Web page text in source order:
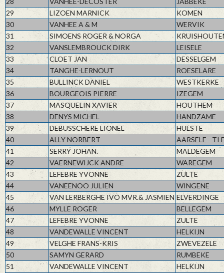
29
LIZOEN MARNICK
KOMEN
30
VANHEE A & M
WERVIK
31
SIMOENS ROGER & NORGA
32
VANSLEMBROUCK DIRK
LEISELE
33
CLOET JAN
DESSELGEM
34
TANGHE-LERNOUT
ROESELARE
35
BULLINCK DANIEL
WESTKERKE
36
BOURGEOIS PIERRE
IZEGEM
37
MASQUELIN XAVIER
HOUTHEM
38
DENYS MICHEL
HANDZAME
39
DEBUSSCHERE LIONEL
HULSTE
40
ALLY NORBERT
AARSELE - TI
41
SERRY JOHAN.
MALDEGEM
42
VAERNEWIJCK ANDRE
WAREGEM
43
LEFEBRE YVONNE
ZULTE
44
VANEENOO JULIEN
WINGENE
45
VAN LERBERGHE IVO MVR.& JASMIEN ELVERDINGE
46
MYLLE ROGER
BELLEGEM
47
LEFEBRE YVONNE
ZULTE
48
VANDEWALLE VINCENT
HELKIJN
49
VELGHE FRANS-KRIS
ZWEVEZELE
50
SAMYN GERARD
RUMBEKE
51
VANDEWALLE VINCENT
HELKIJN